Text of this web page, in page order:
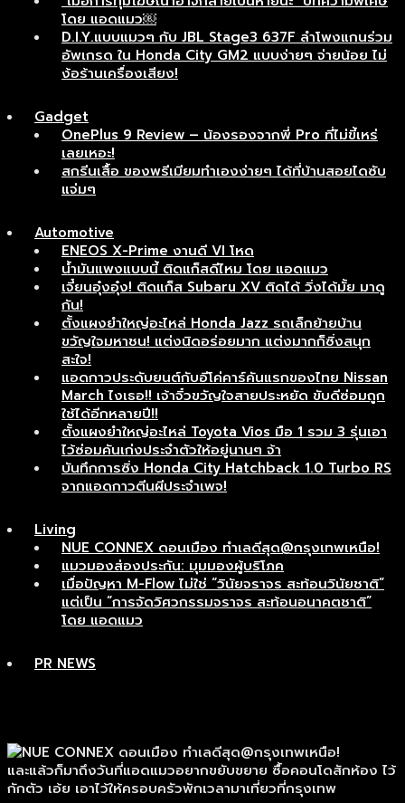
โดย แอดแมว￼
D.I.Y.แบบแมวๆ กับ JBL Stage3 637F ลำโพงแกนร่วม
อัพเกรด ใน Honda City GM2 แบบง่ายๆ จ่ายน้อย ไม่
ง้อร้านเครื่องเสียง!
Gadget
OnePlus 9 Review – น้องรองจากพี่ Pro ที่ไม่ขี้เหร่
เลยเหอะ!
สกรีนเสื้อ ของพรีเมียมทำเองง่ายๆ ได้ที่บ้านสอยไดซับ
แจ่มๆ
Automotive
ENEOS X-Prime งานดี VI โหด
น้ำมันแพงแบบนี้ ติดแก็สดีไหม โดย แอดแมว
เจี๋ยนอุ๋งอุ๋ง! ติดแก็ส Subaru XV ติดได้ วิ่งได้มั้ย มาดู
กัน!
ตั้งแผงยำใหญ่อะไหล่ Honda Jazz รถเล็กย้ายบ้าน
ขวัญใจมหาชน! แต่งนิดอร่อยมาก แต่งมากก็ซิ่งสนุก
สะใจ!
แอดกาวประดับยนต์กับอีโค่คาร์คันแรกของไทย Nissan
March ไงเธอ!! เจ้าจิ๋วขวัญใจสายประหยัด ขับดีซ่อมถูก
ใช้ได้อีกหลายปี!!
ตั้งแผงยำใหญ่อะไหล่ Toyota Vios มือ 1 รวม 3 รุ่นเอา
ไว้ซ่อมคันเก่งประจำตัวให้อยู่นานๆ จ้า
บันทึกการซิ่ง Honda City Hatchback 1.0 Turbo RS
จากแอดกาวตีนผีประจำเพจ!
Living
NUE CONNEX ดอนเมือง ทำเลดีสุด@กรุงเทพเหนือ!
แมวมองส่องประกัน: มุมมองผู้บริโภค
เมื่อปัญหา M-Flow ไม่ใช่ “วินัยจราจร สะท้อนวินัยชาติ”
แต่เป็น “การจัดวิศวกรรมจราจร สะท้อนอนาคตชาติ”
โดย แอดแมว
PR NEWS
และแล้วก็มาถึงวันที่แอดแมวอยากขยับขยาย ซื้อคอนโดสักห้อง ไว้
กักตัว เอ้ย เอาไว้ให้ครอบครัวพักเวลามาเที่ยวที่กรุงเทพ